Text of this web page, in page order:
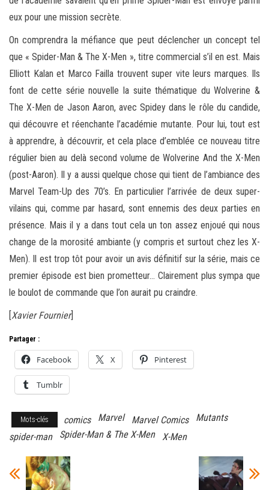
eux pour une mission secrète.
On comprendra la méfiance que peut déclencher un concept tel
que « Spider-Man & The X-Men », titre commercial s’il en est. Mais
Elliott Kalan et Marco Failla trouvent super vite leurs marques. Ils
font de cette série nouvelle la suite thématique du Wolverine &
The X-Men de Jason Aaron, avec Spidey dans le rôle du candide,
qui découvre et réenchante l’académie mutante. Pour lui, tout est
à apprendre, à découvrir, et cela place d’emblée ce nouveau titre
régulier bien au delà second volume de Wolverine And the X-Men
(post-Aaron). Il y a aussi quelque chose qui tient de l’ambiance des
Marvel Team-Up des 70’s. En particulier l’arrivée de deux super-
vilains qui, comme par hasard, sont ennemis des deux parties en
présence. Mais il y a dans tout cela un ton assez enjoué qui nous
change de la morosité ambiante (y compris et surtout chez les X-
Men). Il est trop tôt pour avoir un avis définitif sur la série, mais ce
premier épisode est bien prometteur… Clairement plus sympa que
le boulot de commande que l’on aurait pu craindre.
[Xavier Fournier]
Partager :
Facebook X Pinterest
Tumblr
Mots-clés comics Marvel Marvel Comics
Mutants
spider-man
Spider-Man & The X-Men X-Men